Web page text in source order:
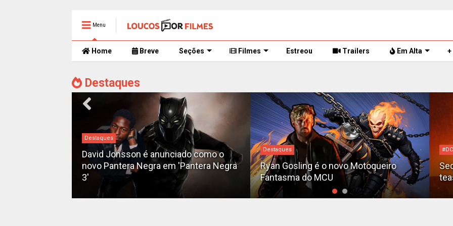
Menu
Home Breve Seções Filmes Estreou Trailers Em Alta +
Destaques
Destaques
Ryan Gosling é o novo Motoqueiro
Fantasma do MCU
#DC
Sequência de "The Batman" ganha
teaser e é adiada para 2028
de